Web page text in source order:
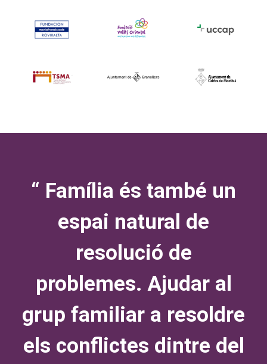
“ Família és també un
espai natural de
resolució de
problemes. Ajudar al
grup familiar a resoldre
els conflictes dintre del